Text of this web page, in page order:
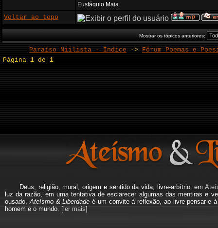
Eustáquio Maia
Voltar ao topo
Mostrar os tópicos anteriores:
Paraíso Niilista - Índice -> Fórum Poemas e
Página1 de1
Deus, religião, moral, origem e sentido da vida, livre-arbítrio: em
luz da razão, em uma tentativa de esclarecer algumas das mentiras e
ousado, Ateísmo & Liberdade é um convite à reflexão, ao livre-pensar e
homem e o mundo. [ler mais]